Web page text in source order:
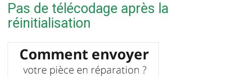
Pas de télécodage après la
réinitialisation